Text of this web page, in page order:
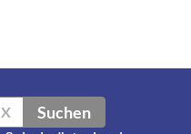
X Suchen